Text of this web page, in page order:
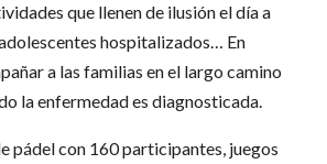
que llenen de ilusión el día a
hospitalizados… En
a las familias en el largo camino
la enfermedad es diagnosticada.
pádel con 160 participantes, juegos